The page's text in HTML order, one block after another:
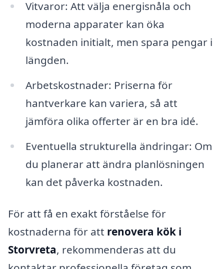
Vitvaror: Att välja energisnåla och
moderna apparater kan öka
kostnaden initialt, men spara pengar i
längden.
Arbetskostnader: Priserna för
hantverkare kan variera, så att
jämföra olika offerter är en bra idé.
Eventuella strukturella ändringar: Om
du planerar att ändra planlösningen
kan det påverka kostnaden.
För att få en exakt förståelse för
kostnaderna för att renovera kök i
Storvreta, rekommenderas att du